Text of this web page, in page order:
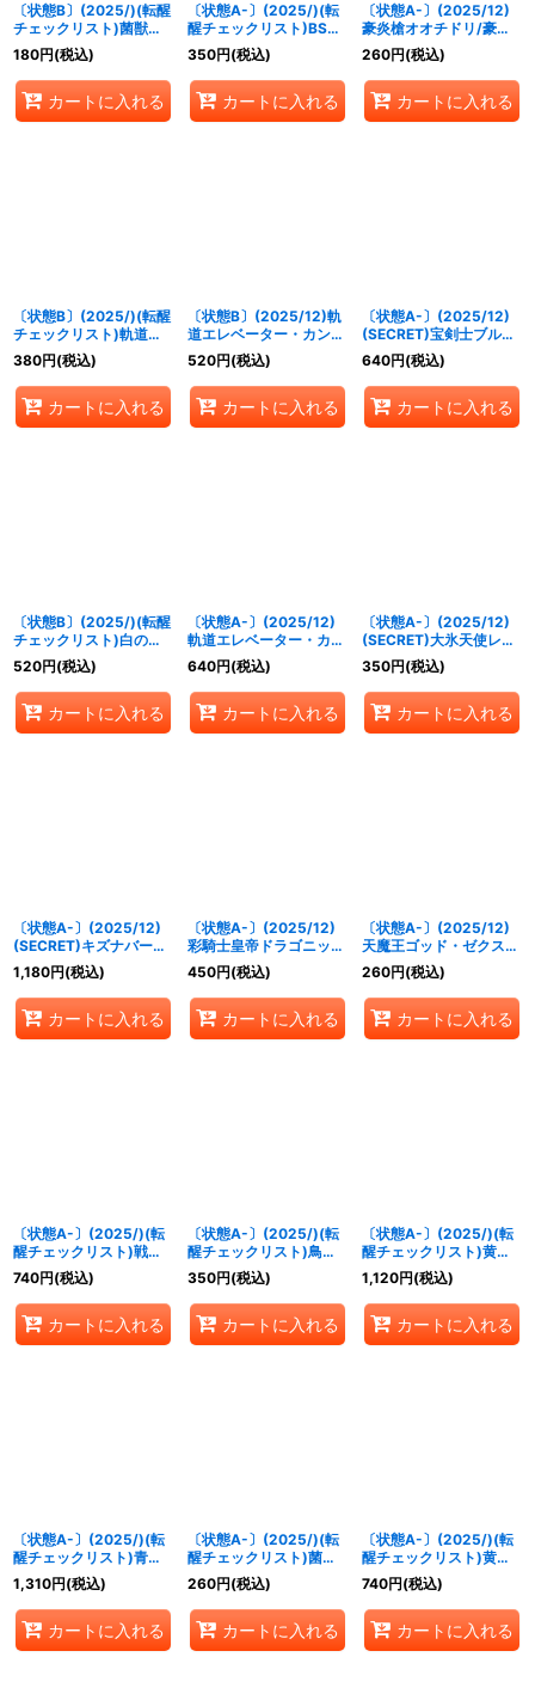
〔状態B〕(2025/)(転醒
チェックリスト)菌獣ゴ
リゴリラ-共生態-/菌獣
ゴリゴリラ-戦闘態-
【-】{BS73-
028a/BS73-028b}
《緑》
180円(税込)
カートに入れる
〔状態A-〕(2025/)(転
醒チェックリスト)BS73
チェックリスト3【-】
{BS73-5/6}《無》
350円(税込)
カートに入れる
〔状態A-〕(2025/12)
豪炎槍オオチドリ/豪炎
武者センヨク【転醒R】
{BS73-061a/BS73-
061b}《赤》
260円(税込)
カートに入れる
〔状態B〕(2025/)(転醒
チェックリスト)軌道エ
レベーター・カンダタ/
カンダタ管理メカ・氣動
兵器ジョローグ【-】
{BS73-068a/BS73-
068b}《白》
380円(税込)
カートに入れる
〔状態B〕(2025/12)軌
道エレベーター・カンダ
タ/カンダタ管理メカ・
氣動兵器ジョローグ【転
醒R】{BS73-
068a/BS73-068b}
《白》
520円(税込)
カートに入れる
〔状態A-〕(2025/12)
(SECRET)宝剣士ブルー
ジルコ【M-SEC】
{BS73-049}《黄》
640円(税込)
カートに入れる
〔状態B〕(2025/)(転醒
チェックリスト)白の世
界/白き機神【-】
{BS73-TCP04a/BS73-
TCP04b}《白》
520円(税込)
カートに入れる
〔状態A-〕(2025/12)
軌道エレベーター・カン
ダタ/カンダタ管理メ
カ・氣動兵器ジョローグ
【転醒R】{BS73-
068a/BS73-068b}
《白》
640円(税込)
カートに入れる
〔状態A-〕(2025/12)
(SECRET)大氷天使レー
ゼ【M-SEC】{BS73-
040}《白》
350円(税込)
カートに入れる
〔状態A-〕(2025/12)
(SECRET)キズナバース
ト(サイン箔押し/ヴァル
ト・パークスイラスト)
【R-SEC】{BS73-083}
《多》
1,180円(税込)
カートに入れる
〔状態A-〕(2025/12)
彩騎士皇帝ドラゴニッ
ク・アーサー【AX】
{BS73-AX02}《黄》
450円(税込)
カートに入れる
〔状態A-〕(2025/12)
天魔王ゴッド・ゼクス-
氣ノ型-【AX】{BS73-
AX03}《青》
260円(税込)
カートに入れる
〔状態A-〕(2025/)(転
醒チェックリスト)戦国
龍ソウルドラゴンX/戦国
龍皇バーニング・ソウル
ドラゴンX【-】{BS73-
TX01a/BS73-TX01b}
《赤》
740円(税込)
カートに入れる
〔状態A-〕(2025/)(転
醒チェックリスト)鳥獣
武神機ヤマト・オーグナ
ー-武神形態-/鳥獣武神
機ヤマト・オーグナー-
砲撃形態-【-】{BS73-
TX03a/BS73-TX03b}
350円(税込)
カートに入れる
〔状態A-〕(2025/)(転
醒チェックリスト)黄の
世界/黄の夢想神【-】
{BS73-TCP05a/BS73-
TCP05b}《黄》
1,120円(税込)
カートに入れる
〔状態A-〕(2025/)(転
醒チェックリスト)青の
世界/青き異神【-】
{BS73-TCP06a/BS73-
TCP06b}《青》
1,310円(税込)
カートに入れる
〔状態A-〕(2025/)(転
醒チェックリスト)菌獣
ゴリゴリラ-共生態-/菌
獣ゴリゴリラ-戦闘態-
【-】{BS73-
028a/BS73-028b}
《緑》
260円(税込)
カートに入れる
〔状態A-〕(2025/)(転
醒チェックリスト)黄水
晶の宝妖精シトリィー/
黄水晶の魔宝少女シトリ
ィー【-】{BS73-
043a/BS73-043b}
《黄》
740円(税込)
カートに入れる